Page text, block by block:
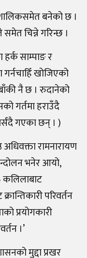
बनेको छ ।
चिन्ने गरिन्छ ।
साम्पाङ र
खोजिएको
नै छ । रुदानेको
गर्तमा हराउँदै
गएका छन् । )
रामनारायण
भनेर आयो,
कलिलाबाट
परिवर्तन
प्रयोगकारी
।’
मुद्दा प्रखर